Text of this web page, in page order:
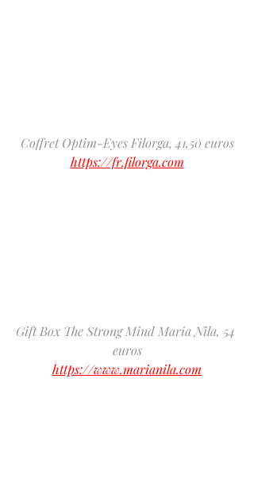
Coffret Optim-Eyes Filorga, 41,50 euros
https://fr.filorga.com
Gift Box The Strong Mind Maria Nila, 54
euros
https://www.marianila.com